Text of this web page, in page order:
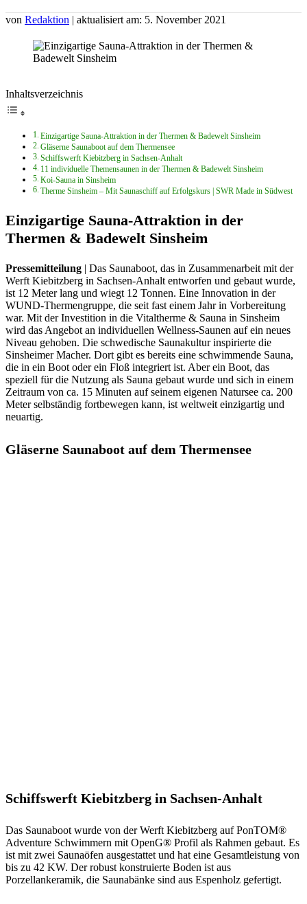
von Redaktion | aktualisiert am: 5. November 2021
Inhaltsverzeichnis
Einzigartige Sauna-Attraktion in der Thermen & Badewelt Sinsheim
Gläserne Saunaboot auf dem Thermensee
Schiffswerft Kiebitzberg in Sachsen-Anhalt
11 individuelle Themensaunen in der Thermen & Badewelt Sinsheim
Koi-Sauna in Sinsheim
Therme Sinsheim – Mit Saunaschiff auf Erfolgskurs | SWR Made in Südwest
Einzigartige Sauna-Attraktion in der
Thermen & Badewelt Sinsheim
Pressemitteilung | Das Saunaboot, das in Zusammenarbeit mit der
Werft Kiebitzberg in Sachsen-Anhalt entworfen und gebaut wurde,
ist 12 Meter lang und wiegt 12 Tonnen. Eine Innovation in der
WUND-Thermengruppe, die seit fast einem Jahr in Vorbereitung
war. Mit der Investition in die Vitaltherme & Sauna in Sinsheim
wird das Angebot an individuellen Wellness-Saunen auf ein neues
Niveau gehoben. Die schwedische Saunakultur inspirierte die
Sinsheimer Macher. Dort gibt es bereits eine schwimmende Sauna,
die in ein Boot oder ein Floß integriert ist. Aber ein Boot, das
speziell für die Nutzung als Sauna gebaut wurde und sich in einem
Zeitraum von ca. 15 Minuten auf seinem eigenen Natursee ca. 200
Meter selbständig fortbewegen kann, ist weltweit einzigartig und
neuartig.
Gläserne Saunaboot auf dem Thermensee
Schiffswerft Kiebitzberg in Sachsen-Anhalt
Das Saunaboot wurde von der Werft Kiebitzberg auf PonTOM®
Adventure Schwimmern mit OpenG® Profil als Rahmen gebaut. Es
ist mit zwei Saunaöfen ausgestattet und hat eine Gesamtleistung von
bis zu 42 KW. Der robust konstruierte Boden ist aus
Porzellankeramik, die Saunabänke sind aus Espenholz gefertigt.